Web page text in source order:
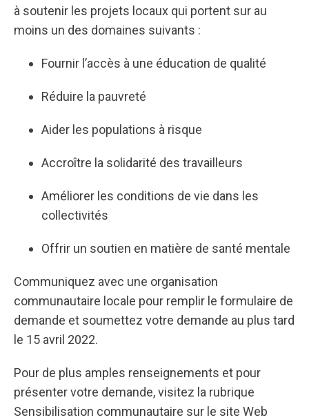
à soutenir les projets locaux qui portent sur au
moins un des domaines suivants :
Fournir l’accès à une éducation de qualité
Réduire la pauvreté
Aider les populations à risque
Accroître la solidarité des travailleurs
Améliorer les conditions de vie dans les
collectivités
Offrir un soutien en matière de santé mentale
Communiquez avec une organisation
communautaire locale pour remplir le formulaire de
demande et soumettez votre demande au plus tard
le 15 avril 2022.
Pour de plus amples renseignements et pour
présenter votre demande, visitez la rubrique
Sensibilisation communautaire sur le site Web